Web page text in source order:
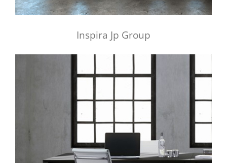
Inspira Jp Group